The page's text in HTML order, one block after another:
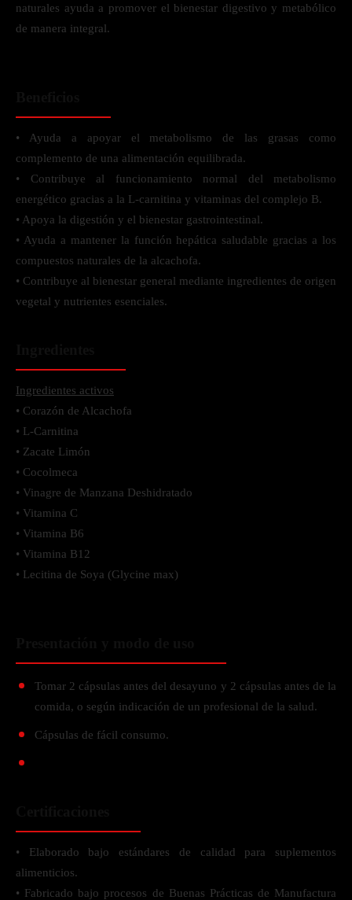
naturales ayuda a promover el bienestar digestivo y metabólico
de manera integral.
• Ayuda a apoyar el metabolismo de las grasas como
complemento de una alimentación equilibrada.
• Contribuye al funcionamiento normal del metabolismo
energético gracias a la L-carnitina y vitaminas del complejo B.
• Apoya la digestión y el bienestar gastrointestinal.
• Ayuda a mantener la función hepática saludable gracias a los
compuestos naturales de la alcachofa.
• Contribuye al bienestar general mediante ingredientes de origen
vegetal y nutrientes esenciales.
Ingredientes activos
• Corazón de Alcachofa
• L-Carnitina
• Zacate Limón
• Cocolmeca
• Vinagre de Manzana Deshidratado
• Vitamina C
• Vitamina B6
• Vitamina B12
• Lecitina de Soya (Glycine max)
Tomar 2 cápsulas antes del desayuno y 2 cápsulas antes de la
comida, o según indicación de un profesional de la salud.
Cápsulas de fácil consumo.
• Elaborado bajo estándares de calidad para suplementos
alimenticios.
• Fabricado bajo procesos de Buenas Prácticas de Manufactura